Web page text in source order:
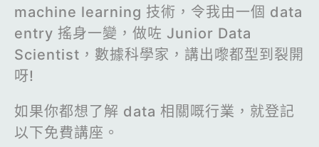
machine learning 技術，令我由一個 data
entry 搖身一變，做咗 Junior Data
Scientist，數據科學家，講出嚟都型到裂開
呀!
如果你都想了解 data 相關嘅行業，就登記
以下免費講座。